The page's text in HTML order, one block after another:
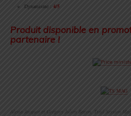
Dynamisme :4/5
Produit disponible en
partenaire !
Alexia Jacquot et Grégory Julien Baron, Trail Session